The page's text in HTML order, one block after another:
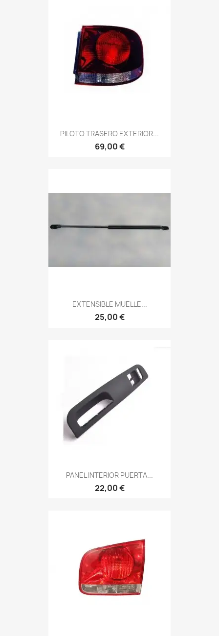
PILOTO TRASERO EXTERIOR...
69,00 €
EXTENSIBLE MUELLE...
25,00 €
PANEL INTERIOR PUERTA...
22,00 €